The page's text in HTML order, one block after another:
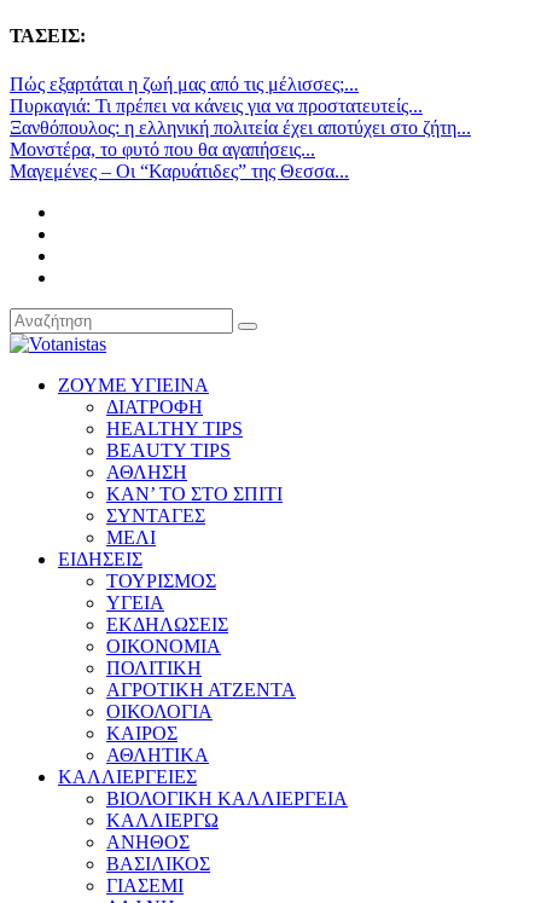
ΤΑΣΕΙΣ:
Πώς εξαρτάται η ζωή μας από τις μέλισσες;...
Πυρκαγιά: Τι πρέπει να κάνεις για να προστατευτείς...
Ξανθόπουλος: η ελληνική πολιτεία έχει αποτύχει στο ζήτη...
Μονστέρα, το φυτό που θα αγαπήσεις...
Μαγεμένες – Οι “Καρυάτιδες” της Θεσσα...
ΖΟΥΜΕ ΥΓΙΕΙΝΑ
ΔΙΑΤΡΟΦΗ
HEALTHY TIPS
BEAUTY TIPS
ΑΘΛΗΣΗ
ΚΑΝ’ ΤΟ ΣΤΟ ΣΠΙΤΙ
ΣΥΝΤΑΓΕΣ
ΜΕΛΙ
ΕΙΔΗΣΕΙΣ
ΤΟΥΡΙΣΜΟΣ
ΥΓΕΙΑ
ΕΚΔΗΛΩΣΕΙΣ
ΟΙΚΟΝΟΜΙΑ
ΠΟΛΙΤΙΚΗ
ΑΓΡΟΤΙΚΗ ΑΤΖΕΝΤΑ
ΟΙΚΟΛΟΓΙΑ
ΚΑΙΡΟΣ
ΑΘΛΗΤΙΚΑ
ΚΑΛΛΙΕΡΓΕΙΕΣ
ΒΙΟΛΟΓΙΚΗ ΚΑΛΛΙΕΡΓΕΙΑ
ΚΑΛΛΙΕΡΓΩ
ΑΝΗΘΟΣ
ΒΑΣΙΛΙΚΟΣ
ΓΙΑΣΕΜΙ